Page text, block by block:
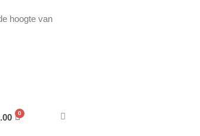
hoogte van